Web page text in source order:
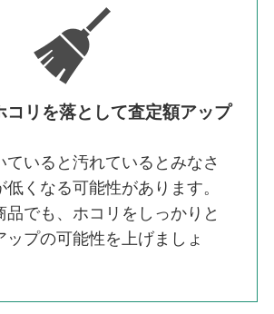
リを落として査定額アップ
ていると汚れているとみなさ
くなる可能性があります。
品でも、ホコリをしっかりと
ップの可能性を上げましょ